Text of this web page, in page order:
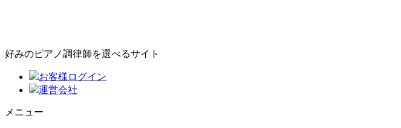
好みのピアノ調律師を選べるサイト
お客様ログイン
運営会社
メニュー